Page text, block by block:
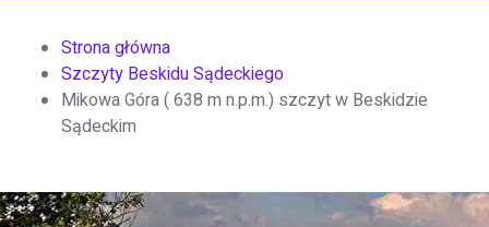
Strona główna
Szczyty Beskidu Sądeckiego
Mikowa Góra ( 638 m n.p.m.) szczyt w Beskidzie
Sądeckim